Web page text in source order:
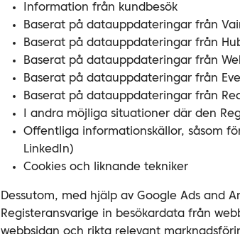
Information från kundbesök
Baserat på datauppdateringar från
Baserat på datauppdateringar från
Baserat på datauppdateringar från
Baserat på datauppdateringar från
Baserat på datauppdateringar från
I andra möjliga situationer där den
Offentliga informationskällor, såsom
LinkedIn)
Cookies och liknande tekniker
Dessutom, med hjälp av Google Ads and
Registeransvarige in besökardata från